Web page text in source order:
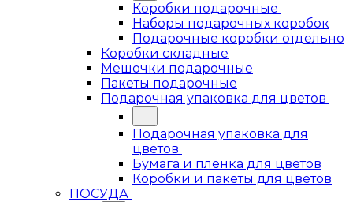
Коробки подарочные
Наборы подарочных коробок
Подарочные коробки отдельно
Коробки складные
Мешочки подарочные
Пакеты подарочные
Подарочная упаковка для цветов
Подарочная упаковка для
цветов
Бумага и пленка для цветов
Коробки и пакеты для цветов
ПОСУДА